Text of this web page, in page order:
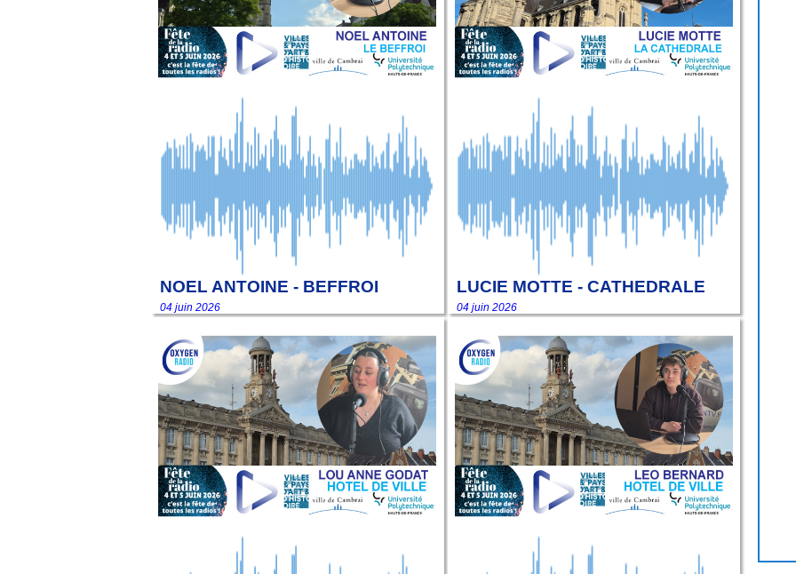
NOEL ANTOINE - BEFFROI
04 juin 2026
LUCIE MOTTE - CATHEDRALE
04 juin 2026